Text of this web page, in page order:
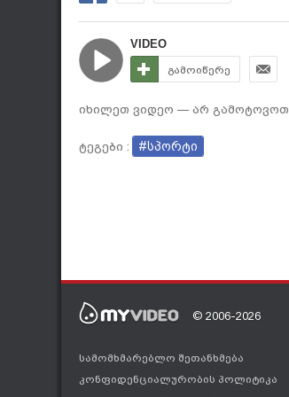
VIDEO
გამოიწერე
იხილეთ ვიდეო — არ გამოტოვოთ
ტეგები : #სპორტი
© 2006-2026
სამომხმარებლო შეთანხმება
კონფიდენციალურობის პოლიტიკა